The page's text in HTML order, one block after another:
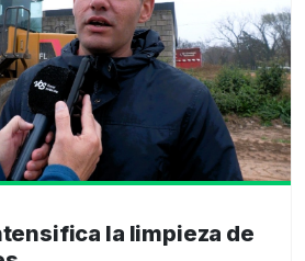
la limpieza de